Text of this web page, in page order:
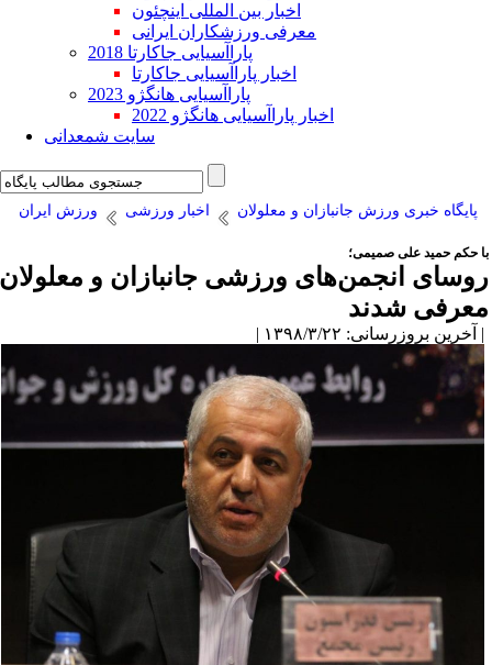
اخبار بین المللی اینچئون
معرفی ورزشکاران ایرانی
پاراآسیایی جاکارتا 2018
اخبار پاراآسیایی جاکارتا
پاراآسیایی هانگژو 2023
اخبار پاراآسیایی هانگژو 2022
سایت شمعدانی
پایگاه خبری ورزش جانبازان و معلولان اخبار ورزشی ورزش ایران
با حکم حمید علی صمیمی؛
روسای انجمن‌های ورزشی جانبازان و معلولان
معرفی شدند
| آخرین بروزرسانی: ۱۳۹۸/۳/۲۲ |